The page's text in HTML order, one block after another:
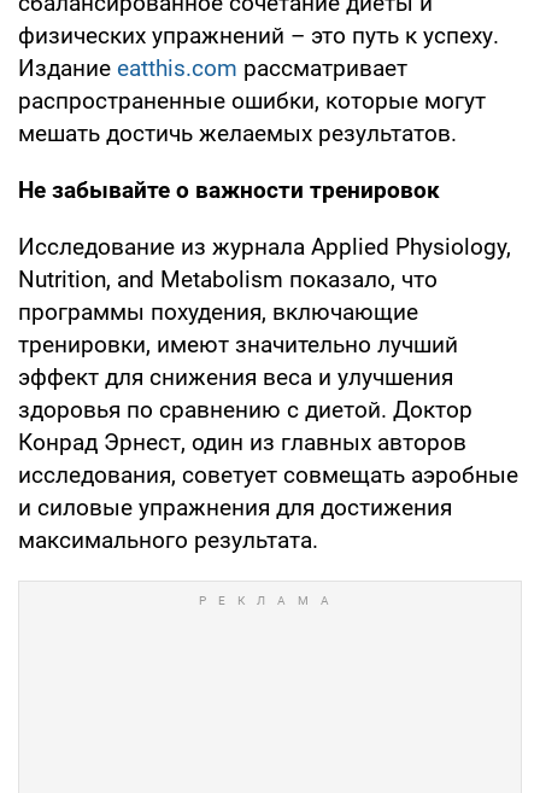
физических упражнений – это путь к успеху.
Издание eatthis.com рассматривает
распространенные ошибки, которые могут
мешать достичь желаемых результатов.
Не забывайте о важности тренировок
Исследование из журнала Applied Physiology,
Nutrition, and Metabolism показало, что
программы похудения, включающие
тренировки, имеют значительно лучший
эффект для снижения веса и улучшения
здоровья по сравнению с диетой. Доктор
Конрад Эрнест, один из главных авторов
исследования, советует совмещать аэробные
и силовые упражнения для достижения
максимального результата.